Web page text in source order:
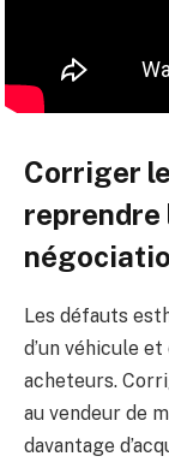
Corriger
reprendre
Les défauts
d’un véhicule
acheteurs.
au vendeur de
davantage